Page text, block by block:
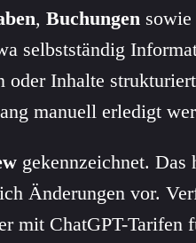
, Buchungen sowie
selbstständig
oder Inhalte strukturiert
manuell erledigt
gekennzeichnet. Das
Änderungen vor.
mit ChatGPT-Tarifen